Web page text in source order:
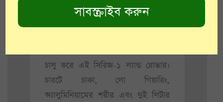
পশ্চিমবঙ্গের চা বাগানের মালিকরা ফার্স্ট
সিরিজ ল্যান্ড রোভার (১৯৪৮-১৯৫৮)
চালু করে এই সিরিজ-১ ল্যান্ড রোভার।
চারটে চাকা, লো গিয়ারিং,
অ্যালুমিনিয়ামের শরীর এবং দুই লিটার